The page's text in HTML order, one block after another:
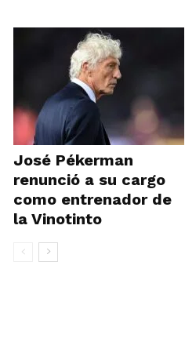
José Pékerman
renunció a su cargo
como entrenador de
la Vinotinto